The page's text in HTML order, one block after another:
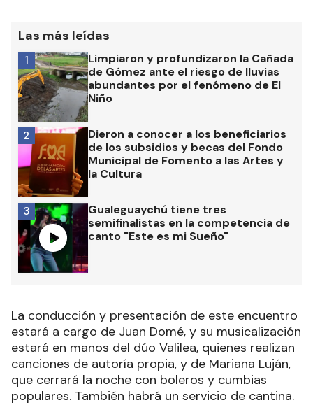
Las más leídas
Limpiaron y profundizaron la Cañada
de Gómez ante el riesgo de lluvias
abundantes por el fenómeno de El
Niño
1
Dieron a conocer a los beneficiarios
de los subsidios y becas del Fondo
Municipal de Fomento a las Artes y
la Cultura
2
Gualeguaychú tiene tres
semifinalistas en la competencia de
canto "Este es mi Sueño"
3
La conducción y presentación de este encuentro
estará a cargo de Juan Domé, y su musicalización
estará en manos del dúo Valilea, quienes realizan
canciones de autoría propia, y de Mariana Luján,
que cerrará la noche con boleros y cumbias
populares. También habrá un servicio de cantina.